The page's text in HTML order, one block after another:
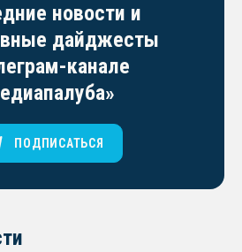
новости и
дайджесты
канале
ПОДПИСАТЬСЯ